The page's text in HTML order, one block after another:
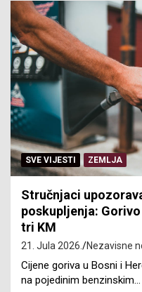
SVE VIJESTI ZEMLJA
Stručnjaci
poskupljenja:
tri KM
21. Jula 2026. Nezavisne
Cijene goriva u Bosni i
na pojedinim benzinskim…